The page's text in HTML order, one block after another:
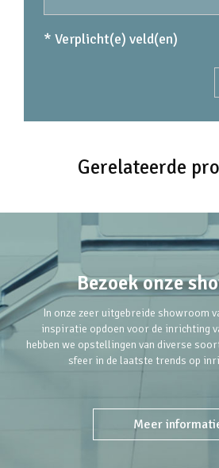
* Verplicht(e) veld(en)
Gerelateerde
Bezoek onze
In onze zeer uitgebreide showroom
inspiratie opdoen voor de inrichting
hebben we opstellingen van diverse
sfeer in de laatste trends op
Meer